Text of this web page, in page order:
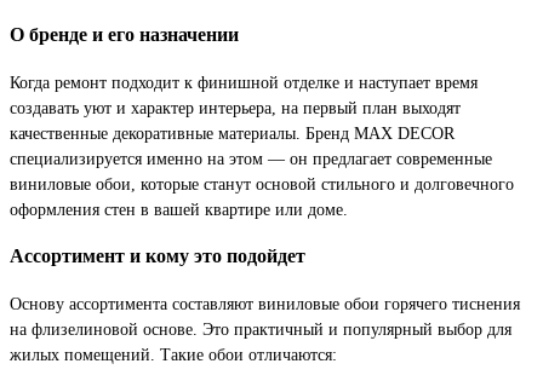
О бренде и его назначении
Когда ремонт подходит к финишной отделке и наступает время
создавать уют и характер интерьера, на первый план выходят
качественные декоративные материалы. Бренд MAX DECOR
специализируется именно на этом — он предлагает современные
виниловые обои, которые станут основой стильного и долговечного
оформления стен в вашей квартире или доме.
Ассортимент и кому это подойдет
Основу ассортимента составляют виниловые обои горячего тиснения
на флизелиновой основе. Это практичный и популярный выбор для
жилых помещений. Такие обои отличаются: